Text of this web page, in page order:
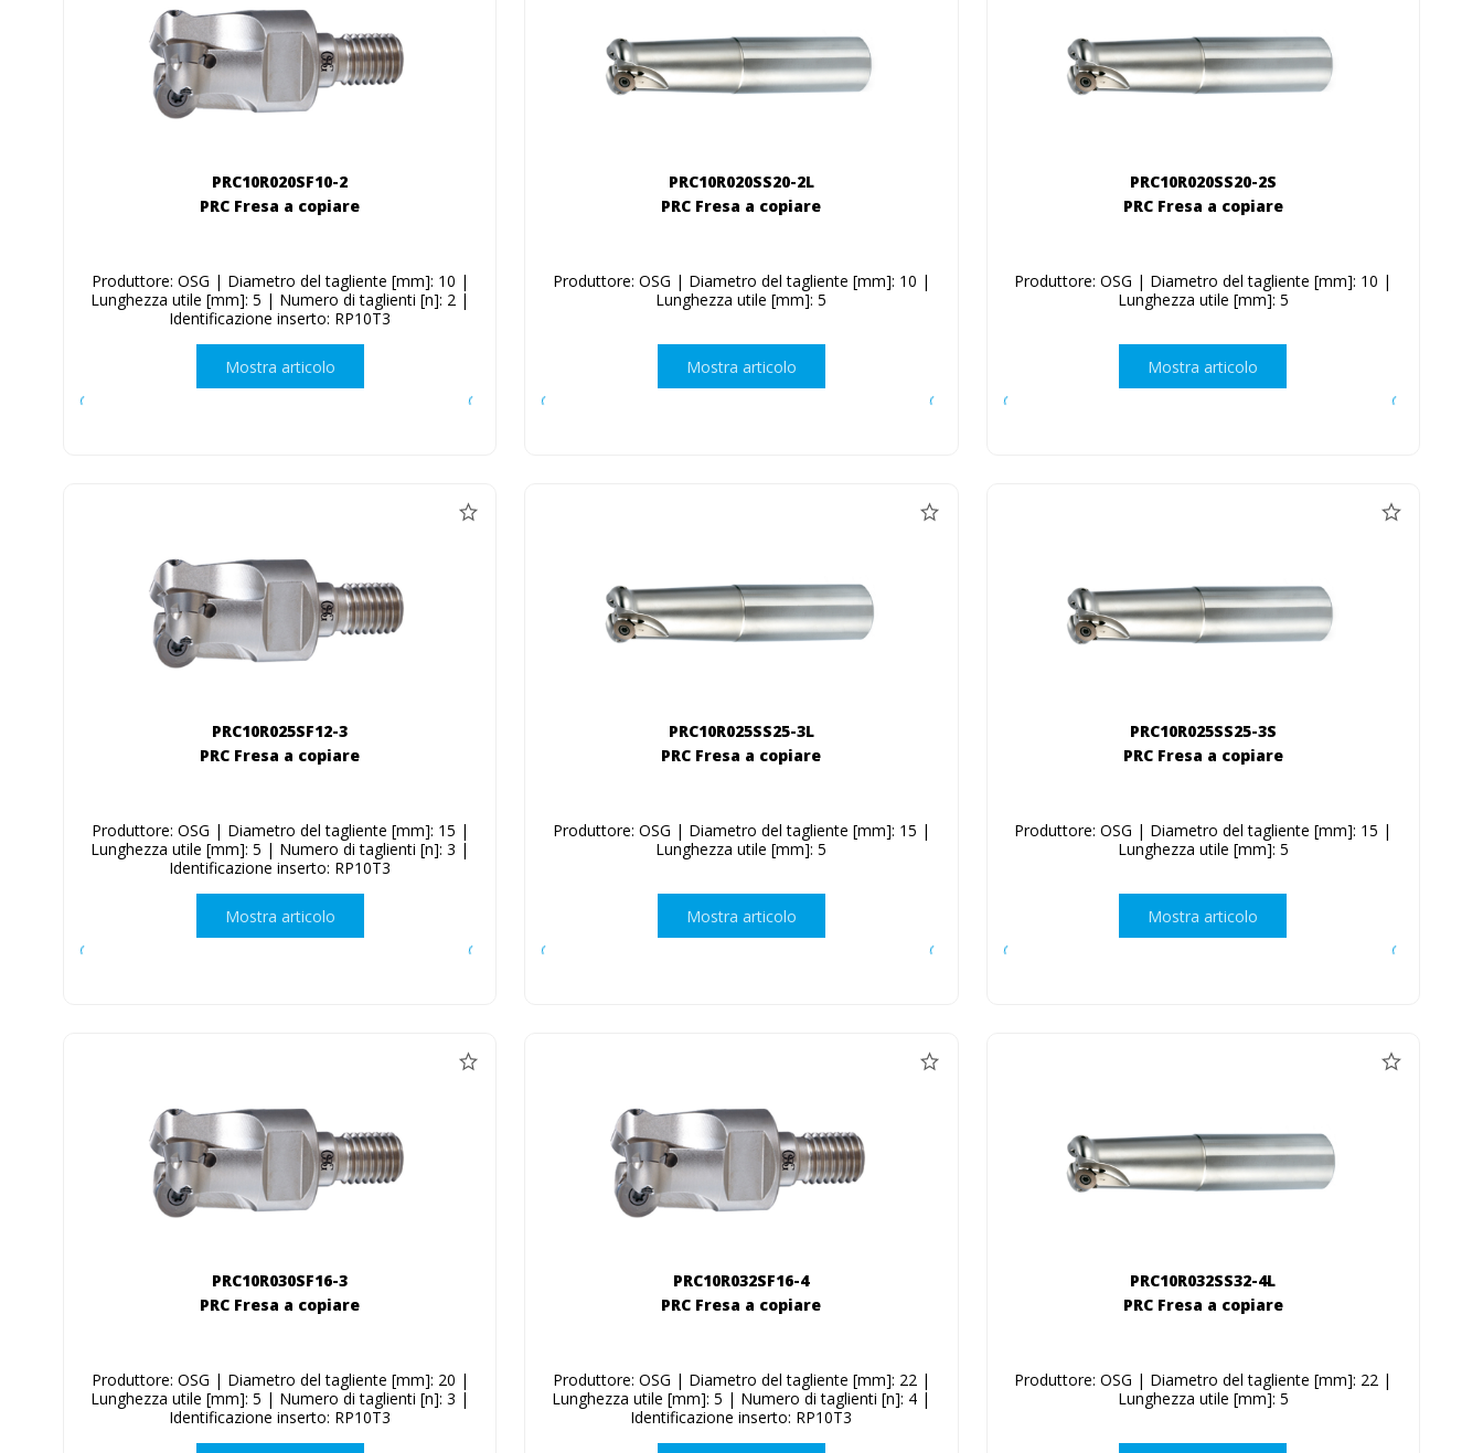
PRC10R020SF10-2
PRC Fresa a copiare
Produttore: OSG | Diametro del tagliente [mm]: 10 |
Lunghezza utile [mm]: 5 | Numero di taglienti [n]: 2 |
Identificazione inserto: RP10T3
Mostra articolo
PRC10R020SS20-2L
PRC Fresa a copiare
Produttore: OSG | Diametro del tagliente [mm]: 10 |
Lunghezza utile [mm]: 5
Mostra articolo
PRC10R020SS20-2S
PRC Fresa a copiare
Produttore: OSG | Diametro del tagliente [mm]: 10 |
Lunghezza utile [mm]: 5
Mostra articolo
PRC10R025SF12-3
PRC Fresa a copiare
Produttore: OSG | Diametro del tagliente [mm]: 15 |
Lunghezza utile [mm]: 5 | Numero di taglienti [n]: 3 |
Identificazione inserto: RP10T3
Mostra articolo
PRC10R025SS25-3L
PRC Fresa a copiare
Produttore: OSG | Diametro del tagliente [mm]: 15 |
Lunghezza utile [mm]: 5
Mostra articolo
PRC10R025SS25-3S
PRC Fresa a copiare
Produttore: OSG | Diametro del tagliente [mm]: 15 |
Lunghezza utile [mm]: 5
Mostra articolo
PRC10R030SF16-3
PRC Fresa a copiare
Produttore: OSG | Diametro del tagliente [mm]: 20 |
Lunghezza utile [mm]: 5 | Numero di taglienti [n]: 3 |
Identificazione inserto: RP10T3
PRC10R032SF16-4
PRC Fresa a copiare
Produttore: OSG | Diametro del tagliente [mm]: 22 |
Lunghezza utile [mm]: 5 | Numero di taglienti [n]: 4 |
Identificazione inserto: RP10T3
PRC10R032SS32-4L
PRC Fresa a copiare
Produttore: OSG | Diametro del tagliente [mm]: 22 |
Lunghezza utile [mm]: 5